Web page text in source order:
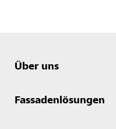
Über uns
Fassadenlösungen